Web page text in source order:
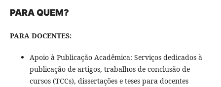
PARA QUEM?
PARA DOCENTES:
Apoio à Publicação Acadêmica: Serviços dedicados à
publicação de artigos, trabalhos de conclusão de
cursos (TCCs), dissertações e teses para docentes